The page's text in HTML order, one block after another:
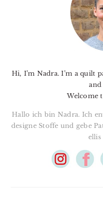
Hi, I’m Nadra. I’m a quilt
and
Welcome
Hallo ich bin Nadra. Ich
designe Stoffe und gebe
ellis